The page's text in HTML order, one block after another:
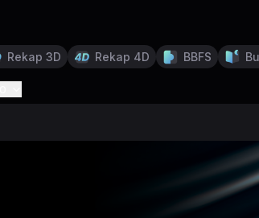
Rekap 3D Rekap 4D BBFS